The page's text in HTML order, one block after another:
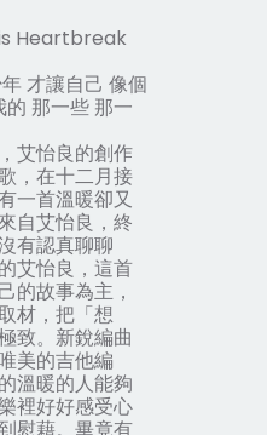
Heartbreak
才讓自己 像個
那一些 那一
怡良的創作
，在十二月接
一首溫暖卻又
自艾怡良，終
有認真聊聊
艾怡良，這首
的故事為主，
材，把「想
致。新銳編曲
美的吉他編
溫暖的人能夠
裡好好感受心